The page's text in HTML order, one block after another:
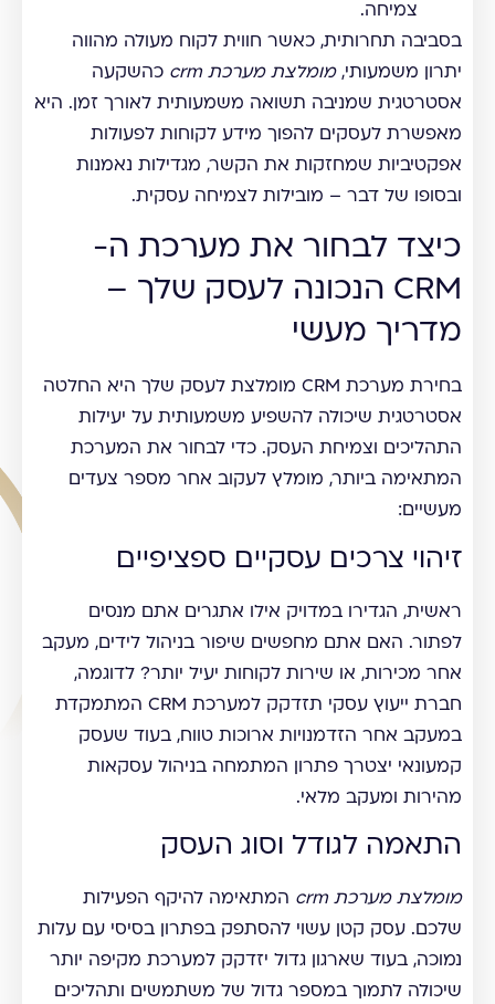
צמיחה.
בסביבה תחרותית, כאשר חווית לקוח מעולה מהווה
יתרון משמעותי,מומלצת מערכת crm
כהשקעה
אסטרטגית שמניבה תשואה משמעותית לאורך זמן. היא
מאפשרת לעסקים להפוך מידע לקוחות לפעולות
אפקטיביות שמחזקות את הקשר, מגדילות נאמנות
ובסופו של דבר – מובילות לצמיחה עסקית.
כיצד לבחור את מערכת ה-
CRM הנכונה לעסק שלך –
מדריך מעשי
בחירת מערכת CRM מומלצת לעסק שלך היא החלטה
אסטרטגית שיכולה להשפיע משמעותית על יעילות
התהליכים וצמיחת העסק. כדי לבחור את המערכת
המתאימה ביותר, מומלץ לעקוב אחר מספר צעדים
מעשיים:
זיהוי צרכים עסקיים ספציפיים
ראשית, הגדירו במדויק אילו אתגרים אתם מנסים
לפתור. האם אתם מחפשים שיפור בניהול לידים, מעקב
אחר מכירות, או שירות לקוחות יעיל יותר? לדוגמה,
חברת ייעוץ עסקי תזדקק למערכת CRM המתמקדת
במעקב אחר הזדמנויות ארוכות טווח, בעוד שעסק
קמעונאי יצטרך פתרון המתמחה בניהול עסקאות
מהירות ומעקב מלאי.
התאמה לגודל וסוג העסק
מומלצת מערכת crm
המתאימה להיקף הפעילות
שלכם. עסק קטן עשוי להסתפק בפתרון בסיסי עם עלות
נמוכה, בעוד שארגון גדול יזדקק למערכת מקיפה יותר
שיכולה לתמוך במספר גדול של משתמשים ותהליכים